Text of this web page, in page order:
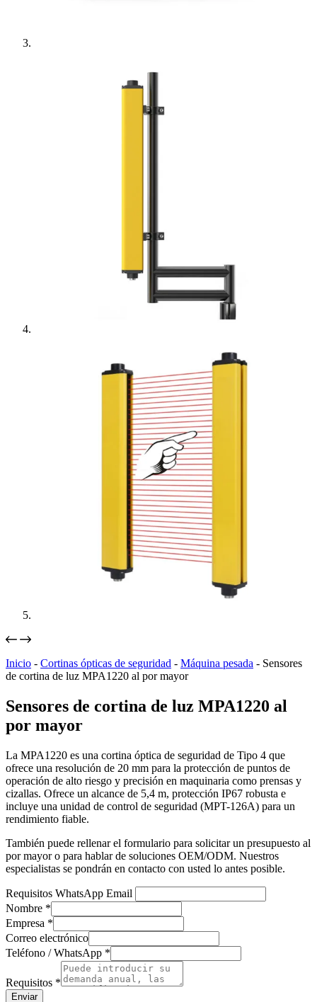
Inicio - Cortinas ópticas de seguridad - Máquina pesada - Sensores
de cortina de luz MPA1220 al por mayor
Sensores de cortina de luz MPA1220 al
por mayor
La MPA1220 es una cortina óptica de seguridad de Tipo 4 que
ofrece una resolución de 20 mm para la protección de puntos de
operación de alto riesgo y precisión en maquinaria como prensas y
cizallas. Ofrece un alcance de 5,4 m, protección IP67 robusta e
incluye una unidad de control de seguridad (MPT-126A) para un
rendimiento fiable.
También puede rellenar el formulario para solicitar un presupuesto al
por mayor o para hablar de soluciones OEM/ODM. Nuestros
especialistas se pondrán en contacto con usted lo antes posible.
Requisitos WhatsApp Email
Nombre *
Empresa *
Correo electrónico
Teléfono / WhatsApp *
Requisitos *
Enviar